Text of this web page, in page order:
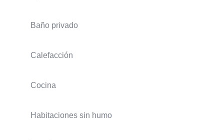
Baño privado
Calefacción
Cocina
Habitaciones sin humo